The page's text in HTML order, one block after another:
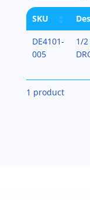
SKU
DE4101-
005
1/2
1 product